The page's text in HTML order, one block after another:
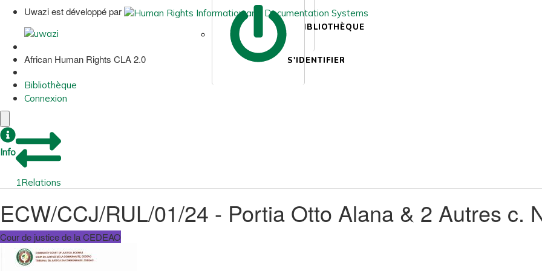
BIBLIOTHÈQUE
S'IDENTIFIER
Uwazi est développé par
African Human Rights CLA 2.0
Bibliothèque
Connexion
Info
1Relations
ECW/CCJ/RUL/01/24 - Portia Otto Alana & 2 Autres c.
Cour de justice de la CEDEAO